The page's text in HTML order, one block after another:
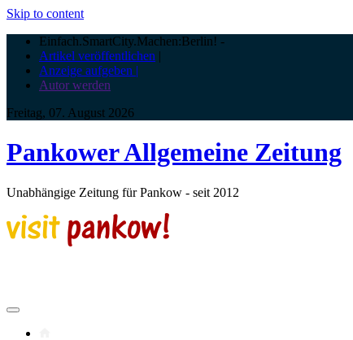
Skip to content
Einfach.SmartCity.Machen:Berlin! -
Artikel veröffentlichen |
Anzeige aufgeben |
Autor werden
Freitag, 07. August 2026
Pankower Allgemeine Zeitung
Unabhängige Zeitung für Pankow - seit 2012